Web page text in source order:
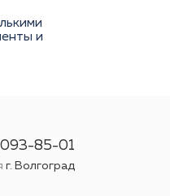
и
85-01
г. Волгоград